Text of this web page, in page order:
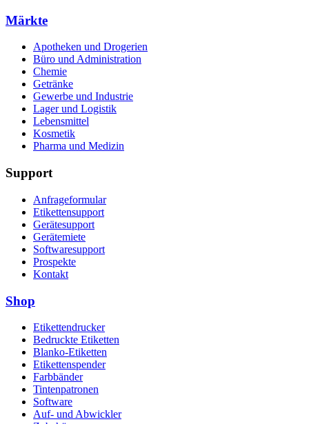
Märkte
Apotheken und Drogerien
Büro und Administration
Chemie
Getränke
Gewerbe und Industrie
Lager und Logistik
Lebensmittel
Kosmetik
Pharma und Medizin
Support
Anfrageformular
Etikettensupport
Gerätesupport
Gerätemiete
Softwaresupport
Prospekte
Kontakt
Shop
Etikettendrucker
Bedruckte Etiketten
Blanko-Etiketten
Etikettenspender
Farbbänder
Tintenpatronen
Software
Auf- und Abwickler